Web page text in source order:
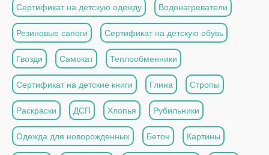
Сертификат на детскую одежду Водонагреватели
Резиновые сапоги Сертификат на детскую обувь
Гвозди Самокат Теплообменники
Сертификат на детские книги Глина Стропы
Раскраски ДСП Хлопья Рубильники
Одежда для новорожденных Бетон Картины